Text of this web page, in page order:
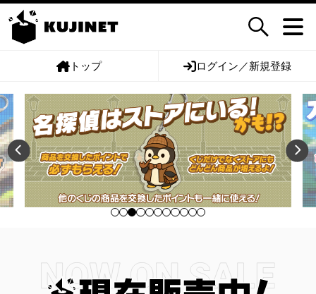
トップ ログイン／新規登録